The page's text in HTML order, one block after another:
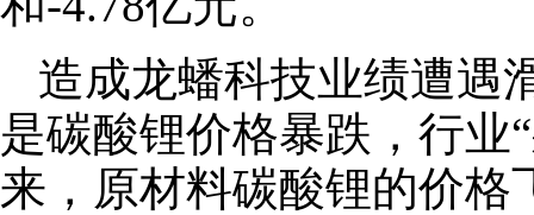
造成龙蟠科技业绩遭遇
是碳酸锂价格暴跌，行业
来，原材料碳酸锂的价格